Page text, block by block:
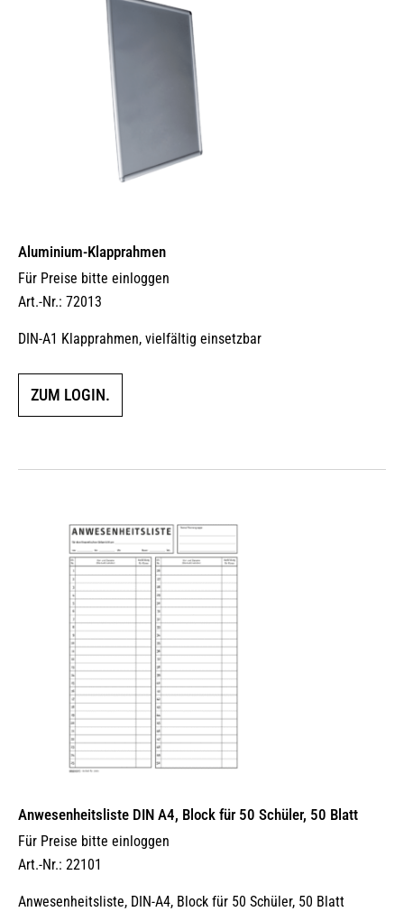
Aluminium-Klapprahmen
Für Preise bitte einloggen
Art.-Nr.: 72013
DIN-A1 Klapprahmen, vielfältig einsetzbar
ZUM LOGIN.
Anwesenheitsliste DIN A4, Block für 50 Schüler, 50 Blatt
Für Preise bitte einloggen
Art.-Nr.: 22101
Anwesenheitsliste, DIN-A4, Block für 50 Schüler, 50 Blatt